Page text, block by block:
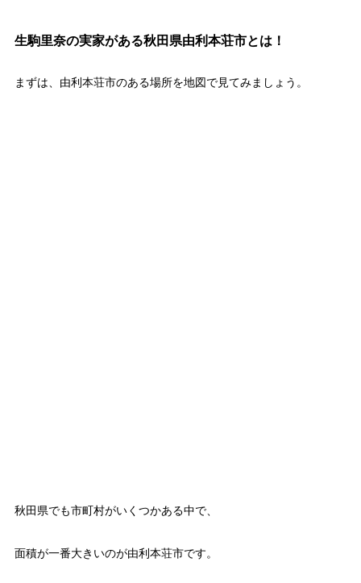
生駒里奈の実家がある秋田県由利本荘市とは！
まずは、由利本荘市のある場所を地図で見てみましょう。
秋田県でも市町村がいくつかある中で、
面積が一番大きいのが由利本荘市です。